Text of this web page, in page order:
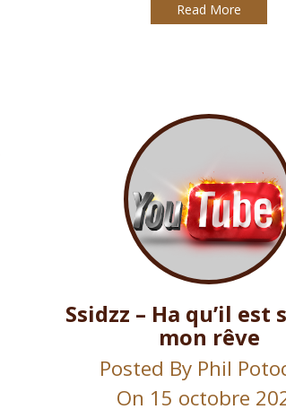
Read More
Ssidzz – Ha qu’il est
mon rêve
Posted By Phil
On 15 octobre